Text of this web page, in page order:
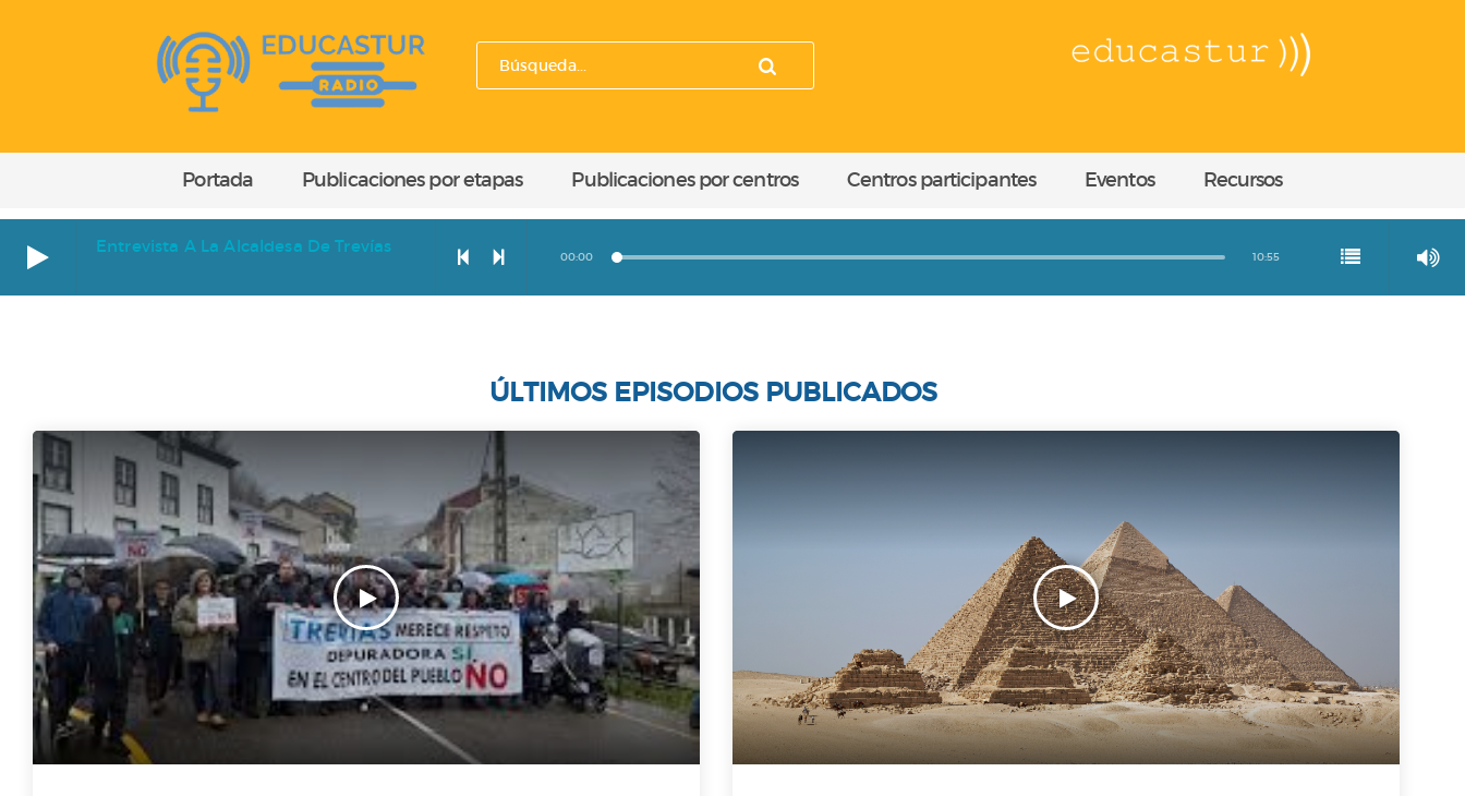
Portada Publicaciones por etapas Publicaciones por centros Centros participantes Eventos Recursos
Entrevista A La Alcaldesa De Trevías
00:00 10:55
Cara a cara. Entrevista a Paz Orviz Ibáñez
Proyecto intergeneracional en el IES Sánchez Lastra
“La monarquía asturiana (Los Reyes de hace la tira)”
Los superhábitos de la salud
ÚLTIMOS EPISODIOS PUBLICADOS